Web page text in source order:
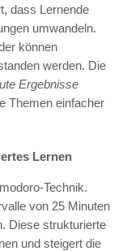
dass Lernende
umwandeln.
können
werden. Die
Ergebnisse
Themen einfacher
Lernen
Technik.
von 25 Minuten
Diese strukturierte
und steigert die